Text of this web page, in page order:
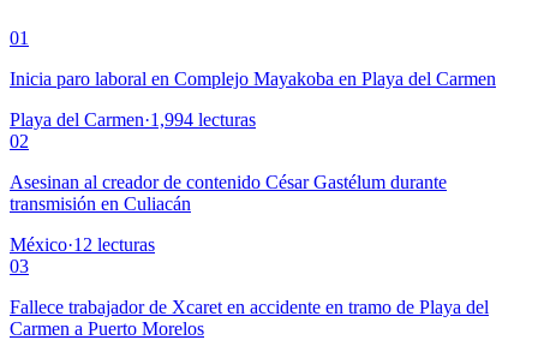
01
Inicia paro laboral en Complejo Mayakoba en Playa del Carmen
Playa del Carmen·1,994 lecturas
02
Asesinan al creador de contenido César Gastélum durante
transmisión en Culiacán
México·12 lecturas
03
Fallece trabajador de Xcaret en accidente en tramo de Playa del
Carmen a Puerto Morelos